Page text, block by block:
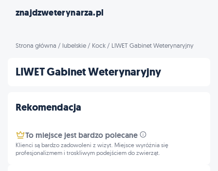
znajdzweterynarza.pl
Strona główna / lubelskie / Kock / LIWET Gabinet Weterynaryjny
LIWET Gabinet Weterynaryjny
Rekomendacja
To miejsce jest bardzo polecane
Klienci są bardzo zadowoleni z wizyt. Miejsce wyróżnia się
profesjonalizmem i troskliwym podejściem do zwierząt.